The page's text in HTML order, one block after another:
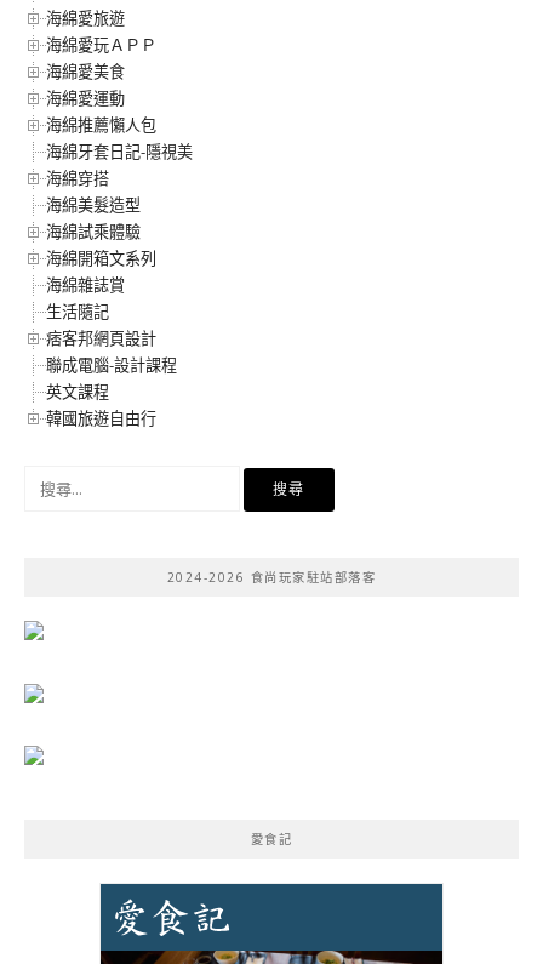
海綿愛旅遊
海綿愛玩ＡＰＰ
海綿愛美食
海綿愛運動
海綿推薦懶人包
海綿牙套日記-隱視美
海綿穿搭
海綿美髮造型
海綿試乘體驗
海綿開箱文系列
海綿雜誌賞
生活隨記
痞客邦網頁設計
聯成電腦-設計課程
英文課程
韓國旅遊自由行
2024-2026 食尚玩家駐站部落客
愛食記